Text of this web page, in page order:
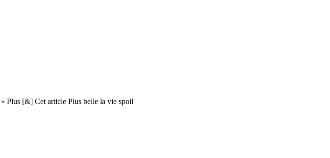
Plus [&] Cet article Plus belle la vie spoil